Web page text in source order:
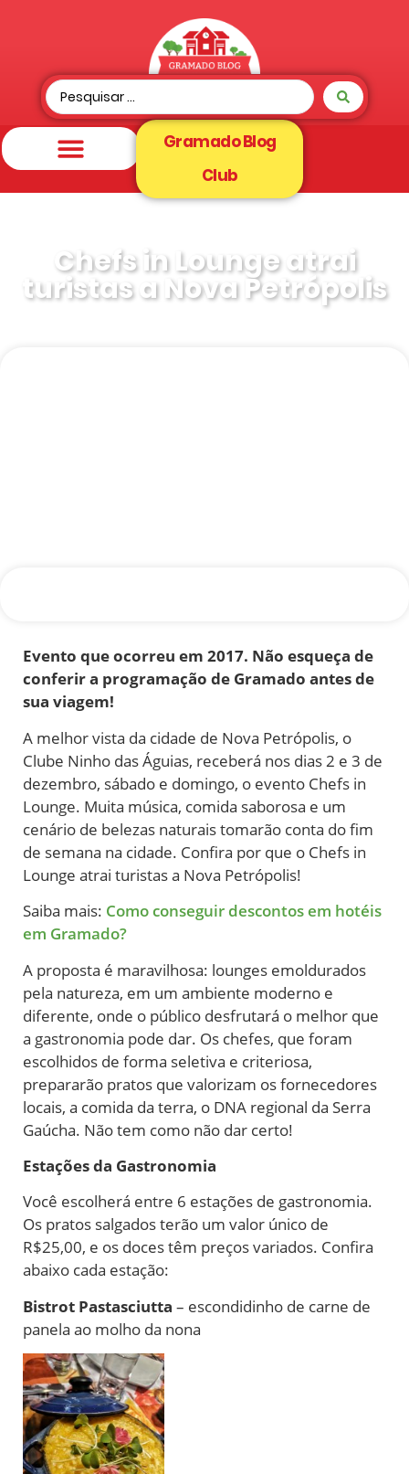
Gramado Blog
Club
Chefs in Lounge atrai
turistas a Nova Petrópolis
Evento que ocorreu em 2017. Não esqueça de
conferir a programação de Gramado antes de
sua viagem!
A melhor vista da cidade de Nova Petrópolis, o
Clube Ninho das Águias, receberá nos dias 2 e 3 de
dezembro, sábado e domingo, o evento Chefs in
Lounge. Muita música, comida saborosa e um
cenário de belezas naturais tomarão conta do fim
de semana na cidade. Confira por que o Chefs in
Lounge atrai turistas a Nova Petrópolis!
Saiba mais: Como conseguir descontos em hotéis
em Gramado?
A proposta é maravilhosa: lounges emoldurados
pela natureza, em um ambiente moderno e
diferente, onde o público desfrutará o melhor que
a gastronomia pode dar. Os chefes, que foram
escolhidos de forma seletiva e criteriosa,
prepararão pratos que valorizam os fornecedores
locais, a comida da terra, o DNA regional da Serra
Gaúcha. Não tem como não dar certo!
Estações da Gastronomia
Você escolherá entre 6 estações de gastronomia.
Os pratos salgados terão um valor único de
R$25,00, e os doces têm preços variados. Confira
abaixo cada estação:
Bistrot Pastasciutta – escondidinho de carne de
panela ao molho da nona